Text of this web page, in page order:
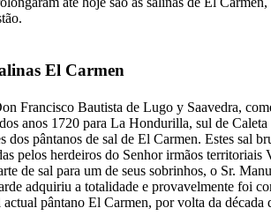
El Carmen
Francisco Bautista de Lugo y Saavedra,
anos 1720 para La Hondurilla, sul de Caleta
dos pântanos de sal de El Carmen. Estes sal
pelos herdeiros do Senhor irmãos territoriais
de sal para um de seus sobrinhos, o Sr.
adquiriu a totalidade e provavelmente foi
pântano El Carmen, por volta da década